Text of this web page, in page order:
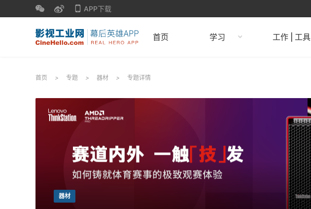
APP下载
首页 学习 工作 | 工具
首页 > 专题 > 器材 > 专题详情
器材